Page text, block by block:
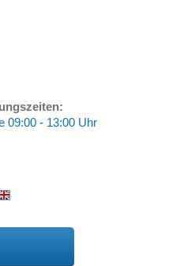
09:00 - 13:00 Uhr